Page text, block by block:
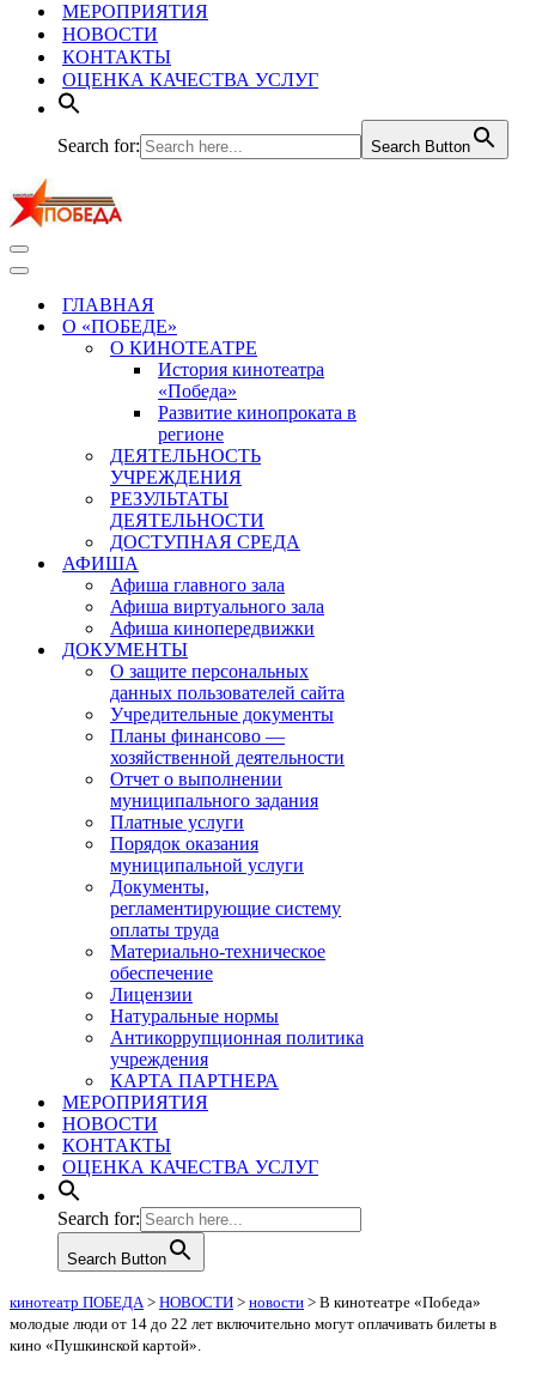
МЕРОПРИЯТИЯ
НОВОСТИ
КОНТАКТЫ
ОЦЕНКА КАЧЕСТВА УСЛУГ
Search for: Search Button
Меню
навигации
Меню
навигацииГЛАВНАЯ
О «ПОБЕДЕ»
О КИНОТЕАТРЕ
История кинотеатра
«Победа»
Развитие кинопроката в
регионе
ДЕЯТЕЛЬНОСТЬ
УЧРЕЖДЕНИЯ
РЕЗУЛЬТАТЫ
ДЕЯТЕЛЬНОСТИ
ДОСТУПНАЯ СРЕДА
АФИША
Афиша главного зала
Афиша виртуального зала
Афиша кинопередвижки
ДОКУМЕНТЫ
О защите персональных
данных пользователей сайта
Учредительные документы
Планы финансово —
хозяйственной деятельности
Отчет о выполнении
муниципального задания
Платные услуги
Порядок оказания
муниципальной услуги
Документы,
регламентирующие систему
оплаты труда
Материально-техническое
обеспечение
Лицензии
Натуральные нормы
Антикоррупционная политика
учреждения
КАРТА ПАРТНЕРА
МЕРОПРИЯТИЯ
НОВОСТИ
КОНТАКТЫ
ОЦЕНКА КАЧЕСТВА УСЛУГ
Search for:
Search Button
кинотеатр ПОБЕДА> НОВОСТИ > новости > В кинотеатре «Победа»
молодые люди от 14 до 22 лет включительно могут оплачивать билеты в
кино «Пушкинской картой».